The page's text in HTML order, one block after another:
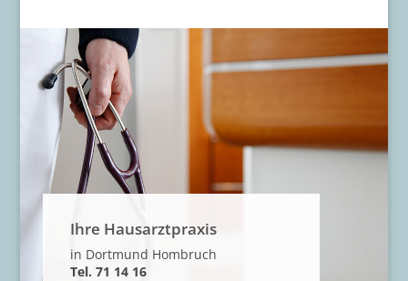
Ihre Hausarztpraxis
in Dortmund Hombruch
Tel. 71 14 16